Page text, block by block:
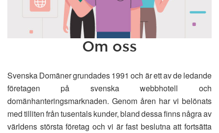
Om oss
Svenska Domäner grundades 1991 och är ett av de ledande
företagen på svenska webbhotell och
domänhanteringsmarknaden. Genom åren har vi belönats
med tilliten från tusentals kunder, bland dessa finns några av
världens största företag och vi är fast beslutna att fortsätta